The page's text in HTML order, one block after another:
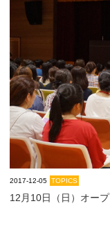
大学院【
大学院【
感染管理
看護の智
2017-12-05 TOPICS
12月10日（日）オー